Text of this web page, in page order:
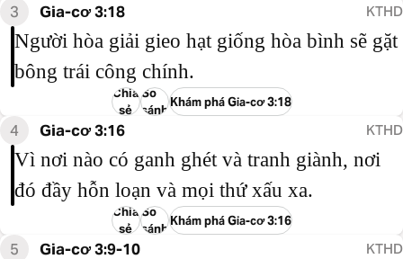
3 Gia-cơ 3:18 KTHD
Người hòa giải gieo hạt giống hòa bình sẽ gặt
bông trái công chính.
Chia
sẻ
So
sánh
Khám phá Gia-cơ 3:18
4 Gia-cơ 3:16 KTHD
Vì nơi nào có ganh ghét và tranh giành, nơi
đó đầy hỗn loạn và mọi thứ xấu xa.
Chia
sẻ
So
sánh
Khám phá Gia-cơ 3:16
5 Gia-cơ 3:9-10 KTHD